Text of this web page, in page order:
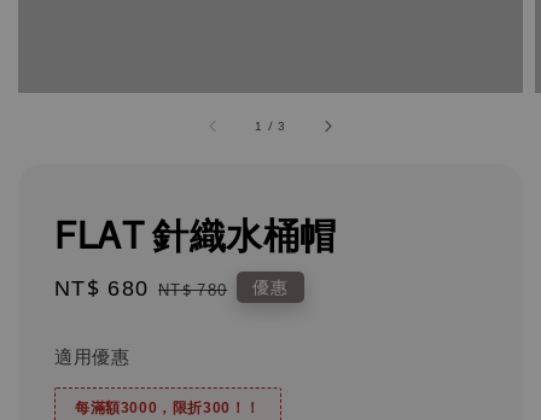
1 /3
FLAT 針織水桶帽
Sale
NT$ 680 Regular
NT$ 780 優惠
適用優惠
每滿額3000，限折300！！